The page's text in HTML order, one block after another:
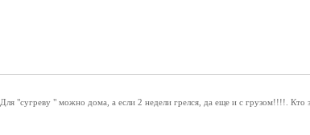
Для "сугреву " можно дома, а если 2 недели грелся, да еще и с грузом!!!!. Кто